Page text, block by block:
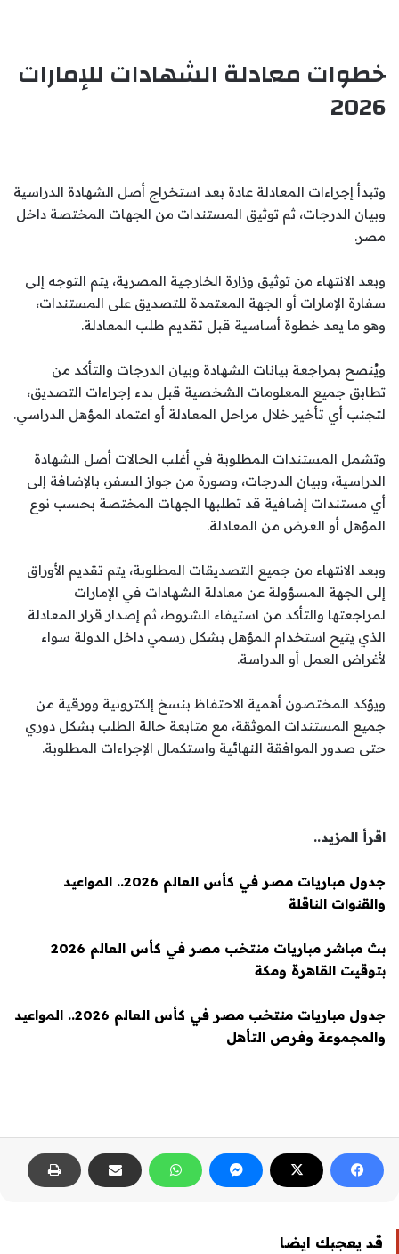
خطوات معادلة الشهادات للإمارات
2026
وتبدأ إجراءات المعادلة عادة بعد استخراج أصل الشهادة الدراسية
وبيان الدرجات، ثم توثيق المستندات من الجهات المختصة داخل
مصر.
وبعد الانتهاء من توثيق وزارة الخارجية المصرية، يتم التوجه إلى
سفارة الإمارات أو الجهة المعتمدة للتصديق على المستندات،
وهو ما يعد خطوة أساسية قبل تقديم طلب المعادلة.
ويُنصح بمراجعة بيانات الشهادة وبيان الدرجات والتأكد من
تطابق جميع المعلومات الشخصية قبل بدء إجراءات التصديق،
لتجنب أي تأخير خلال مراحل المعادلة أو اعتماد المؤهل الدراسي.
وتشمل المستندات المطلوبة في أغلب الحالات أصل الشهادة
الدراسية، وبيان الدرجات، وصورة من جواز السفر، بالإضافة إلى
أي مستندات إضافية قد تطلبها الجهات المختصة بحسب نوع
المؤهل أو الغرض من المعادلة.
وبعد الانتهاء من جميع التصديقات المطلوبة، يتم تقديم الأوراق
إلى الجهة المسؤولة عن معادلة الشهادات في الإمارات
لمراجعتها والتأكد من استيفاء الشروط، ثم إصدار قرار المعادلة
الذي يتيح استخدام المؤهل بشكل رسمي داخل الدولة سواء
لأغراض العمل أو الدراسة.
ويؤكد المختصون أهمية الاحتفاظ بنسخ إلكترونية وورقية من
جميع المستندات الموثقة، مع متابعة حالة الطلب بشكل دوري
حتى صدور الموافقة النهائية واستكمال الإجراءات المطلوبة.
اقرأ المزيد..
جدول مباريات مصر في كأس العالم 2026.. المواعيد
والقنوات الناقلة
بث مباشر مباريات منتخب مصر في كأس العالم 2026
بتوقيت القاهرة ومكة
جدول مباريات منتخب مصر في كأس العالم 2026.. المواعيد
والمجموعة وفرص التأهل
قد يعجبك ايضا